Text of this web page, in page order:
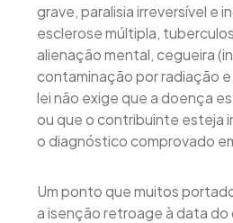
grave, paralisia irreversível e
esclerose múltipla,
alienação mental, cegueira
contaminação por radiação
lei não exige que a doença
ou que o contribuinte esteja
o diagnóstico comprovado
Um ponto que muitos
a isenção retroage à data do